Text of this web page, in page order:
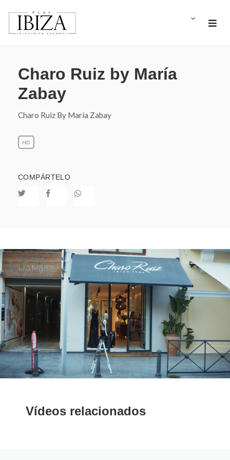
Charo Ruiz by María
Zabay
Charo Ruiz By María Zabay
HD
COMPÁRTELO
Vídeos relacionados